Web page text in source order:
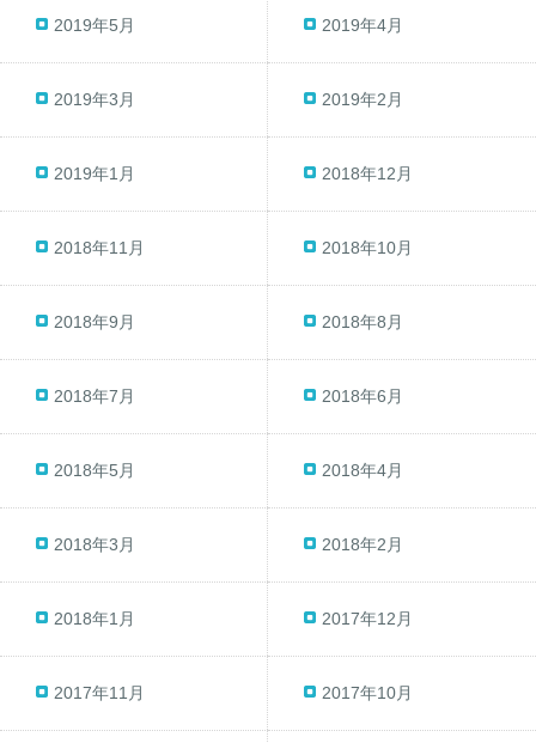
2019年5月 2019年4月
2019年3月 2019年2月
2019年1月 2018年12月
2018年11月 2018年10月
2018年9月 2018年8月
2018年7月 2018年6月
2018年5月 2018年4月
2018年3月 2018年2月
2018年1月 2017年12月
2017年11月 2017年10月